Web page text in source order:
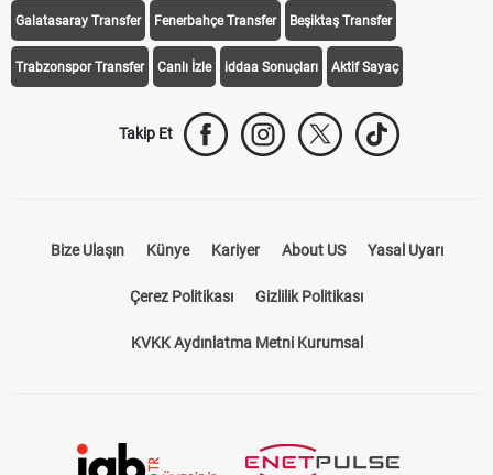
Galatasaray Transfer Fenerbahçe Transfer Beşiktaş Transfer
Trabzonspor Transfer Canlı İzle iddaa Sonuçları Aktif Sayaç
Takip Et
Bize Ulaşın Künye Kariyer About US Yasal Uyarı
Çerez Politikası Gizlilik Politikası
KVKK Aydınlatma Metni Kurumsal